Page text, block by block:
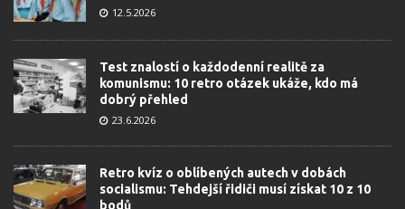
12.5.2026
Test znalostí o každodenní realitě za
komunismu: 10 retro otázek ukáže, kdo má
dobrý přehled
23.6.2026
Retro kvíz o oblíbených autech v dobách
socialismu: Tehdejší řidiči musí získat 10 z 10
bodů